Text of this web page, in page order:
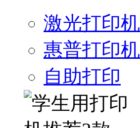
激光打印机
惠普打印机
自助打印